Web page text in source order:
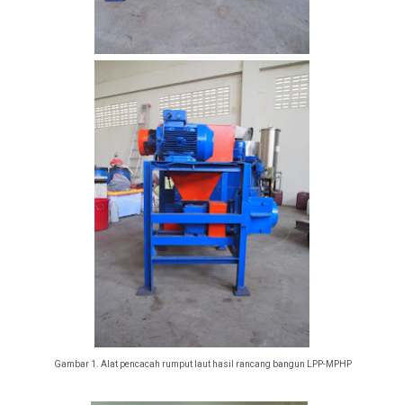
Gambar 1. Alat pencacah rumput laut hasil rancang bangun LPP-MPHP